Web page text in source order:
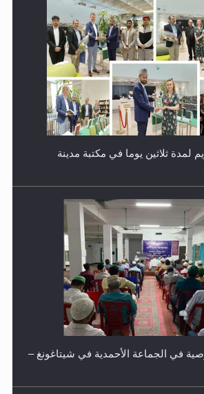
في الجماعة الأحمدية في شيتاغونغ –
لمجلس أنصار الله في هولندا